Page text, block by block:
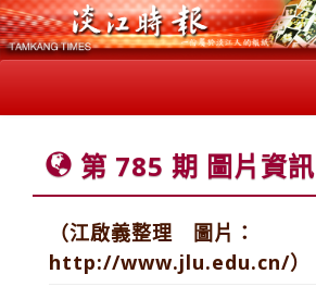
第 785 期 圖片資訊
（江啟義整理 圖片：
http://www.jlu.edu.cn/）